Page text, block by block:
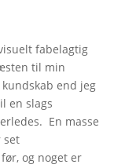
fabelagtig
til min
end jeg
en slags
En masse
set
og noget er